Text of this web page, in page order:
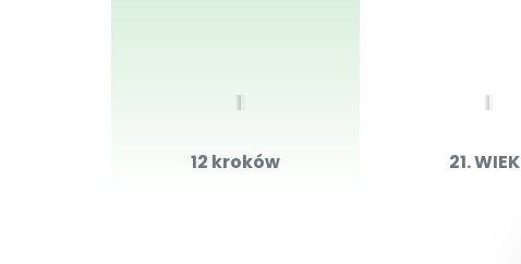
12 kroków 21. WIEK